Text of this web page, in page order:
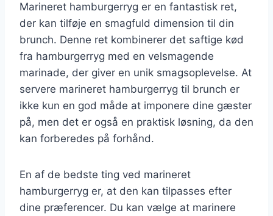
Marineret hamburgerryg er en fantastisk ret,
der kan tilføje en smagfuld dimension til din
brunch. Denne ret kombinerer det saftige kød
fra hamburgerryg med en velsmagende
marinade, der giver en unik smagsoplevelse. At
servere marineret hamburgerryg til brunch er
ikke kun en god måde at imponere dine gæster
på, men det er også en praktisk løsning, da den
kan forberedes på forhånd.
En af de bedste ting ved marineret
hamburgerryg er, at den kan tilpasses efter
dine præferencer. Du kan vælge at marinere